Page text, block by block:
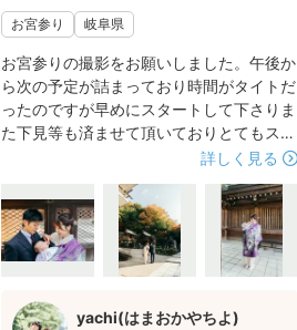
お宮参り 岐阜県
お宮参りの撮影をお願いしました。午後か
ら次の予定が詰まっており時間がタイトだ
ったのですが早めにスタートして下さりま
た下見等も済ませて頂いておりとてもスム
ーズに無駄なく撮影をして頂き助かりまし
ラマンさんにお願いして良かったです！子
供も途中泣いたりしたのですが、泣き止ん
だ瞬間を見逃さず迅速に撮って下さりおか
げで泣き顔の納品がなかったです😭本当に
も自然な色味にして頂き満足しています。
詳しく見る
yachi(はまおかやちよ)